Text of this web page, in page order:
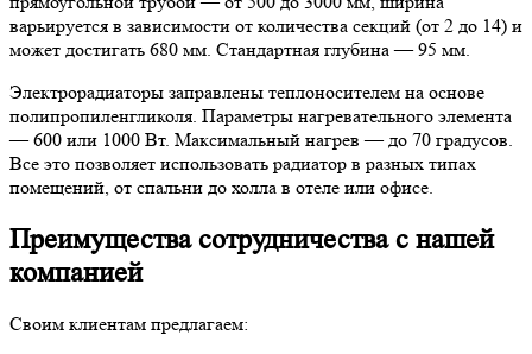
варьируется в зависимости от количества секций (от 2 до 14) и
может достигать 680 мм. Стандартная глубина — 95 мм.
Электрорадиаторы заправлены теплоносителем на основе
полипропиленгликоля. Параметры нагревательного элемента
— 600 или 1000 Вт. Максимальный нагрев — до 70 градусов.
Все это позволяет использовать радиатор в разных типах
помещений, от спальни до холла в отеле или офисе.
Преимущества сотрудничества с нашей
компанией
Своим клиентам предлагаем: